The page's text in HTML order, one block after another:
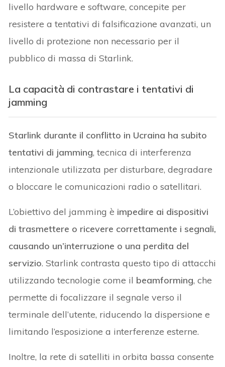
livello hardware e software, concepite per
resistere a tentativi di falsificazione avanzati, un
livello di protezione non necessario per il
pubblico di massa di Starlink.
La capacità di contrastare i tentativi di
jamming
Starlink durante il conflitto in Ucraina ha subito
tentativi di jamming, tecnica di interferenza
intenzionale utilizzata per disturbare, degradare
o bloccare le comunicazioni radio o satellitari.
L’obiettivo del jamming è impedire ai dispositivi
di trasmettere o ricevere correttamente i segnali,
causando un’interruzione o una perdita del
servizio. Starlink contrasta questo tipo di attacchi
utilizzando tecnologie come il beamforming, che
permette di focalizzare il segnale verso il
terminale dell’utente, riducendo la dispersione e
limitando l’esposizione a interferenze esterne.
Inoltre, la rete di satelliti in orbita bassa consente